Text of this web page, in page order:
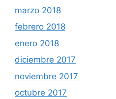
marzo 2018
febrero 2018
enero 2018
diciembre 2017
noviembre 2017
octubre 2017